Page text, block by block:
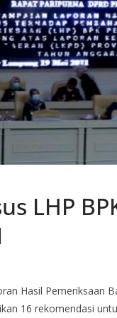
LHP
Hasil Pemeriksaan
16 rekomendasi